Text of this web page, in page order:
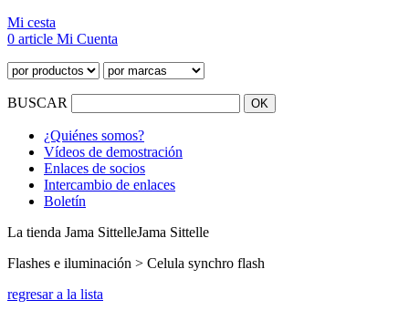
Mi cesta
0 article Mi Cuenta
BUSCAR
¿Quiénes somos?
Vídeos de demostración
Enlaces de socios
Intercambio de enlaces
Boletín
La tienda Jama SittelleJama Sittelle
Flashes e iluminación > Celula synchro flash
regresar a la lista